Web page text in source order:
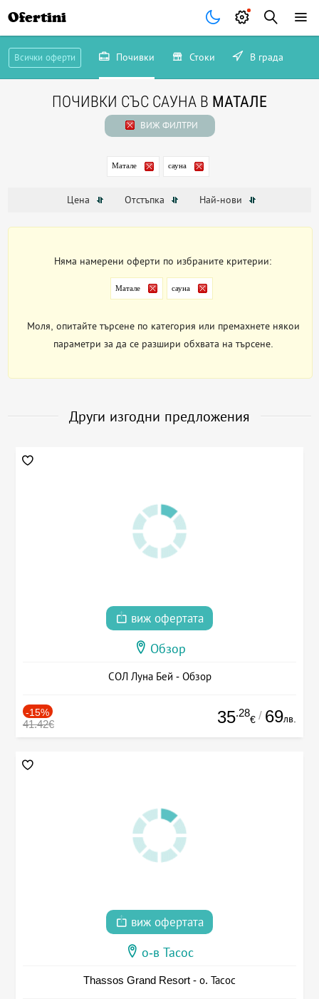
Ofertini
Всички оферти Почивки Стоки В града
ПОЧИВКИ СЪС САУНА В МАТАЛЕ
ВИЖ ФИЛТРИ
Матале сауна
Цена Отстъпка Най-нови
Няма намерени оферти по избраните критерии:
Матале сауна
Моля, опитайте търсене по категория или премахнете някои
параметри за да се разшири обхвата на търсене.
Други изгодни предложения
виж офертата
Обзор
СОЛ Луна Бей - Обзор
-15%
41.42€ 35.28
€ / 69лв.
виж офертата
о-в Тасос
Thassos Grand Resort - о. Тасос